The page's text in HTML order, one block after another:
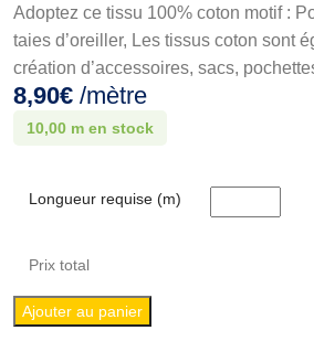
Adoptez ce tissu 100% coton motif :
taies d’oreiller, Les tissus coton sont
création d’accessoires, sacs,
8,90€ /mètre
10,00 m en stock
Longueur requise (m)
Prix total
Ajouter au panier